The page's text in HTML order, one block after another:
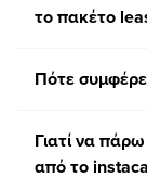
το πακέτο
Πότε
Γιατί να
από το